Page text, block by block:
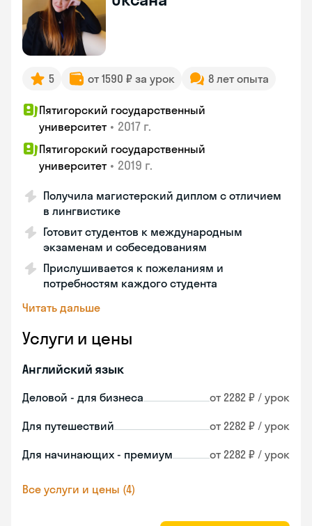
5 от 1590 ₽ за урок 8 лет опыта
Пятигорский государственный
университет • 2017 г.
Пятигорский государственный
университет • 2019 г.
Получила магистерский диплом с отличием
в лингвистике
Готовит студентов к международным
экзаменам и собеседованиям
Прислушивается к пожеланиям и
потребностям каждого студента
Читать дальше
Услуги и цены
Английский язык
Деловой - для бизнеса от 2282 ₽ / урок
Для путешествий от 2282 ₽ / урок
Для начинающих - премиум от 2282 ₽ / урок
Все услуги и цены (4)